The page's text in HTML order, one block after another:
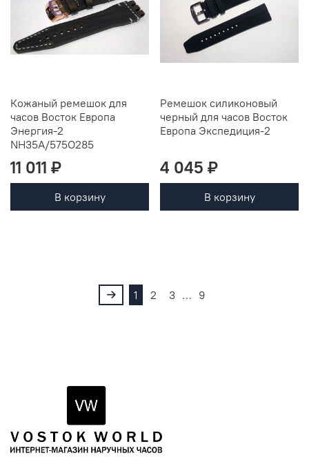
Кожаный ремешок для
часов Восток Европа
Энергия-2
NH35A/575O285
11 011 ₽
В корзину
Ремешок силиконовый
черный для часов Восток
Европа Экспедиция-2
4 045 ₽
В корзину
1 2 3 … 9